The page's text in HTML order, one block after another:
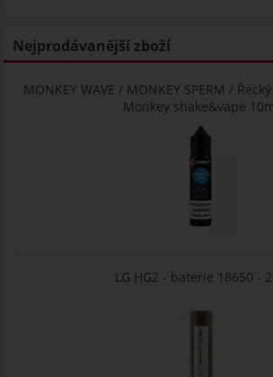
Nejprodávanější zboží
MONKEY WAVE / MONKEY SPERM /
Monkey shake&vape
LG HG2 - baterie 18650 -